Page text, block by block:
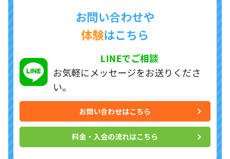
お問い合わせや
体験はこちら
LINEでご相談
お気軽にメッセージをお送りくださ
い。
お問い合わせはこちら
料金・入会の流れはこちら